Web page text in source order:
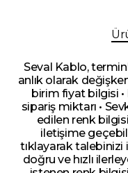
Seval Kablo,
anlık olarak
birim fiyat bilgisi
sipariş miktarı •
edilen renk
iletişime
tıklayarak
doğru ve hızlı